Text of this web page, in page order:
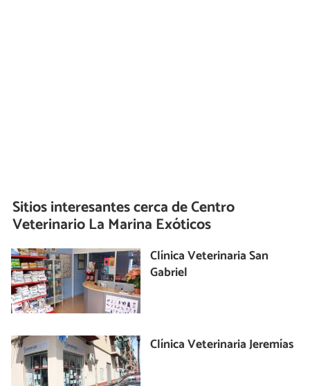
Sitios interesantes cerca deCentro
Veterinario La Marina Exóticos
Clínica Veterinaria San
Gabriel
Clínica Veterinaria Jeremías